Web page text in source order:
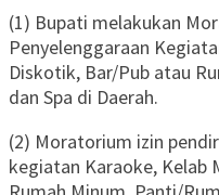
(1) Bupati melakukan
Penyelenggaraan
Diskotik, Bar/Pub atau
dan Spa di Daerah.
(2) Moratorium izin
kegiatan Karaoke, Kelab